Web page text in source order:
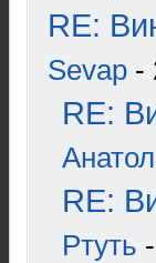
RE:
Sevap -
RE:
RE:
Ртуть